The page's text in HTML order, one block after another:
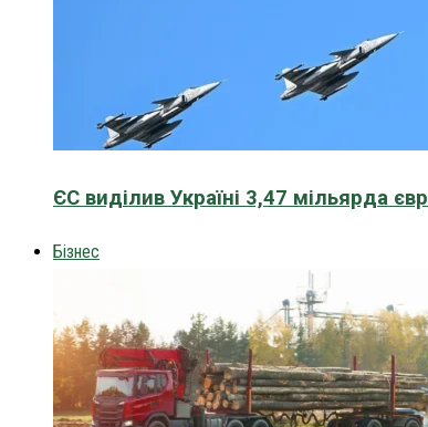
ЄС виділив Україні 3,47 мільярда
Бізнес